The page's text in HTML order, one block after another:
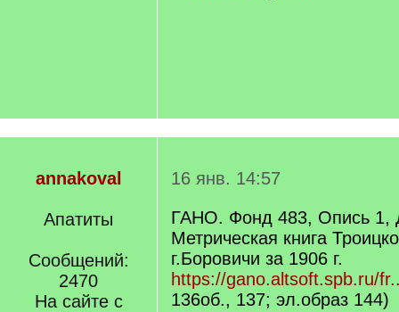
annakoval
Апатиты
Сообщений:
2470
На сайте с
16 янв. 14:57
ГАНО. Фонд 483, Опись 1,
Метрическая книга
г.Боровичи за 1906 г.
https://gano.altsoft.spb.ru/
136об., 137; эл.образ 144)